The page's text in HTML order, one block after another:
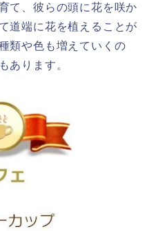
て、彼らの頭に花を咲か
道端に花を植えることが
類や色も増えていくの
あります。